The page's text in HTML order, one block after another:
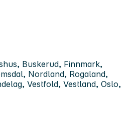
Buskerud, Finnmark,
Nordland, Rogaland,
Vestfold, Vestland, Oslo,